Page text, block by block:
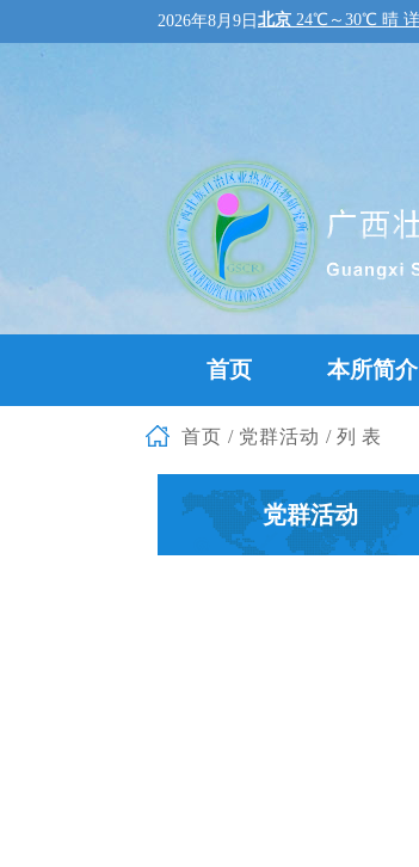
2026年8月9日
首页 本所简介
首页 / 党群活动 /列表
党群活动